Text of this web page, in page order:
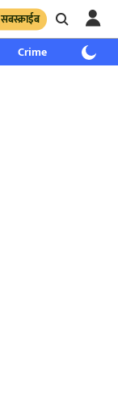
सबस्क्राईब
Crime साप्ताहिक